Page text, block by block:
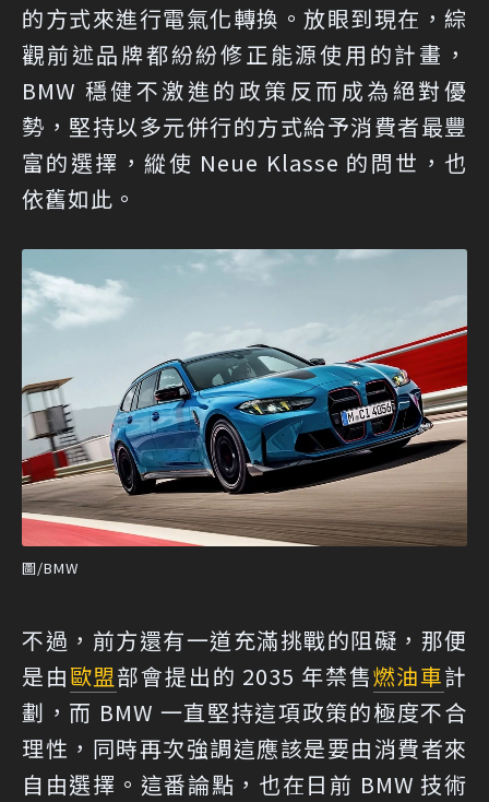
的方式來進行電氣化轉換。放眼到現在，綜
觀前述品牌都紛紛修正能源使用的計畫，
BMW 穩健不激進的政策反而成為絕對優
勢，堅持以多元併行的方式給予消費者最豐
富的選擇，縱使 Neue Klasse 的問世，也
依舊如此。
圖/BMW
不過，前方還有一道充滿挑戰的阻礙，那便
是由歐盟部會提出的 2035 年禁售燃油車計
劃，而 BMW 一直堅持這項政策的極度不合
理性，同時再次強調這應該是要由消費者來
自由選擇。這番論點，也在日前 BMW 技術